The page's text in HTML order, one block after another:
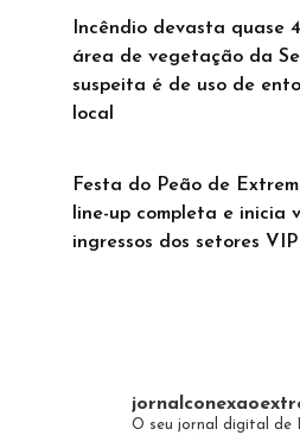
Incêndio devasta quase
área de vegetação da
suspeita é de uso de
local
Festa do Peão de
line-up completa e inicia
ingressos dos setores VIP
O seu jornal digital de